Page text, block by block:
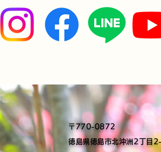
〒770-0872
徳島県徳島市北沖洲2丁目